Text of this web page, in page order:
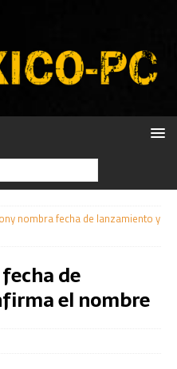
nombra fecha de lanzamiento y
de
el nombre